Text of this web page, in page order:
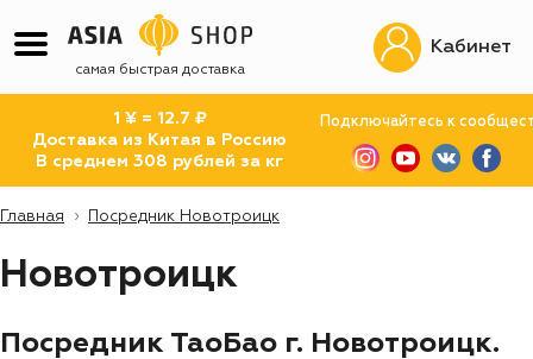
самая быстрая доставка
1 ¥ = 12.7 ₽
Доставка из Китая в Россию
В среднем 308 рублей за кг
Подключайтесь к
Кабинет
Главная Посредник Новотроицк
Новотроицк
Посредник ТаоБао г. Новотроицк.